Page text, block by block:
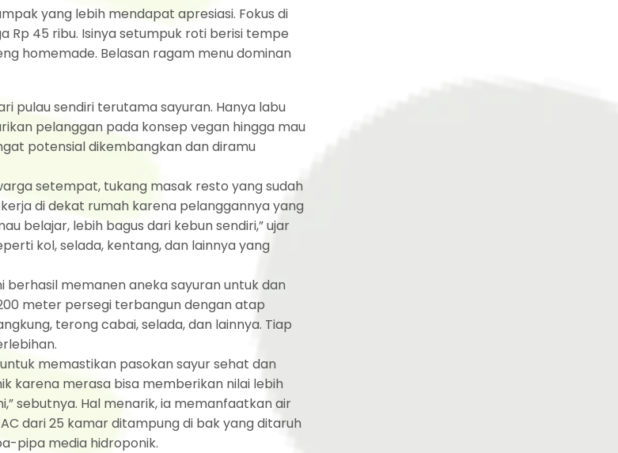
yang lebih mendapat apresiasi. Fokus di
Rp 45 ribu. Isinya setumpuk roti berisi tempe
homemade. Belasan ragam menu dominan
pulau sendiri terutama sayuran. Hanya labu
pelanggan pada konsep vegan hingga mau
potensial dikembangkan dan diramu
setempat, tukang masak resto yang sudah
di dekat rumah karena pelanggannya yang
belajar, lebih bagus dari kebun sendiri,” ujar
kol, selada, kentang, dan lainnya yang
berhasil memanen aneka sayuran untuk dan
meter persegi terbangun dengan atap
terong cabai, selada, dan lainnya. Tiap
memastikan pasokan sayur sehat dan
karena merasa bisa memberikan nilai lebih
sebutnya. Hal menarik, ia memanfaatkan air
dari 25 kamar ditampung di bak yang ditaruh
pipa media hidroponik.